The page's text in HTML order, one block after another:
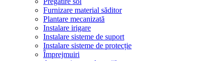
Furnizare material săditor
Plantare mecanizată
Instalare irigare
Instalare sisteme de suport
Instalare sisteme de protecție
Împrejmuiri